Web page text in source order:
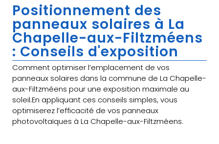
Positionnement des
panneaux solaires à La
Chapelle-aux-Filtzméens
: Conseils d'exposition
Comment optimiser l’emplacement de vos
panneaux solaires dans la commune de La Chapelle-
aux-Filtzméens pour une exposition maximale au
soleil.En appliquant ces conseils simples, vous
optimiserez l’efficacité de vos panneaux
photovoltaïques à La Chapelle-aux-Filtzméens.